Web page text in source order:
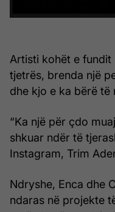
Artisti kohët e
tjetrës, brenda një
dhe kjo e ka bërë të
“Ka një për çdo
shkuar ndër të
Instagram, Trim
Ndryshe, Enca dhe
ndaras në projekte